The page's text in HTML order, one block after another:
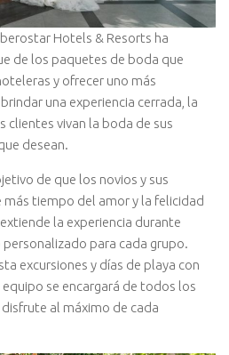
Hotels & Resorts ha
de los paquetes de boda que
y ofrecer uno más
una experiencia cerrada, la
clientes vivan la boda de sus
desean.
de que los novios y sus
tiempo del amor y la felicidad
la experiencia durante
para cada grupo.
excursiones y días de playa con
se encargará de todos los
al máximo de cada